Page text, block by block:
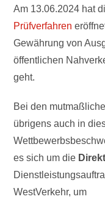
Am 13.06.2024 hat
Prüfverfahren
Gewährung von
öffentlichen
geht.
Bei den
übrigens auch in
es sich um die
WestVerkehr, um